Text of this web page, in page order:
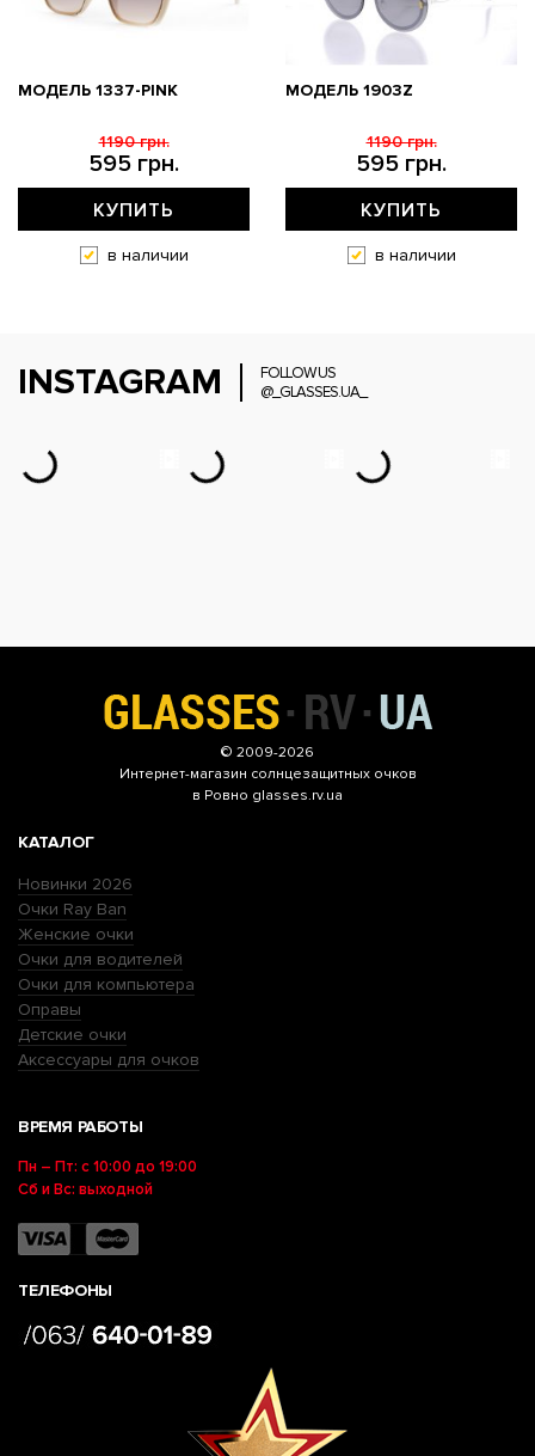
МОДЕЛЬ 1337-PINK
595 грн.
1190 грн.
КУПИТЬ
в наличии
МОДЕЛЬ 1903Z
595 грн.
1190 грн.
КУПИТЬ
в наличии
INSTAGRAM
FOLLOW US
@_GLASSES.UA_
© 2009-2026
Интернет-магазин солнцезащитных очков
в Ровно glasses.rv.ua
КАТАЛОГ
Новинки 2026
Очки Ray Ban
Женские очки
Очки для водителей
Очки для компьютера
Оправы
Детские очки
Аксессуары для очков
ВРЕМЯ РАБОТЫ
Пн – Пт: с 10:00 до 19:00
Сб и Вс: выходной
ТЕЛЕФОНЫ